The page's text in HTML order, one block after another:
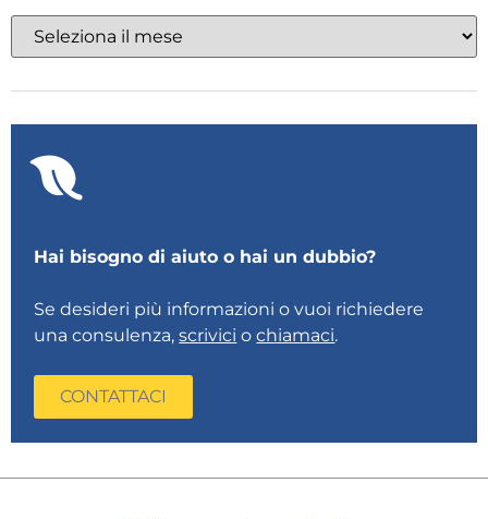
Hai bisogno di aiuto o hai un dubbio?
Se desideri più informazioni o vuoi richiedere
una consulenza,scrivici ochiamaci.
CONTATTACI